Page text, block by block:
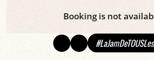
Booking is not